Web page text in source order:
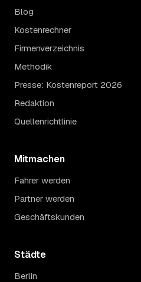
Blog
Kostenrechner
Firmenverzeichnis
Methodik
Presse: Kostenreport 2026
Redaktion
Quellenrichtlinie
Mitmachen
Fahrer werden
Partner werden
Geschäftskunden
Städte
Berlin